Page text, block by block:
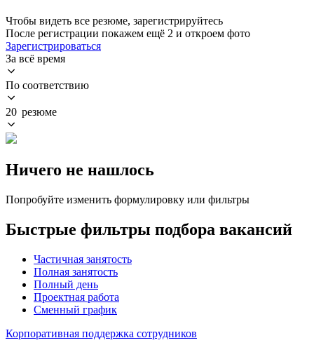
Чтобы видеть все резюме, зарегистрируйтесь
После регистрации покажем ещё 2 и откроем фото
Зарегистрироваться
За всё время
По соответствию
20 резюме
Ничего не нашлось
Попробуйте изменить формулировку или фильтры
Быстрые фильтры подбора вакансий
Частичная занятость
Полная занятость
Полный день
Проектная работа
Сменный график
Корпоративная поддержка сотрудников